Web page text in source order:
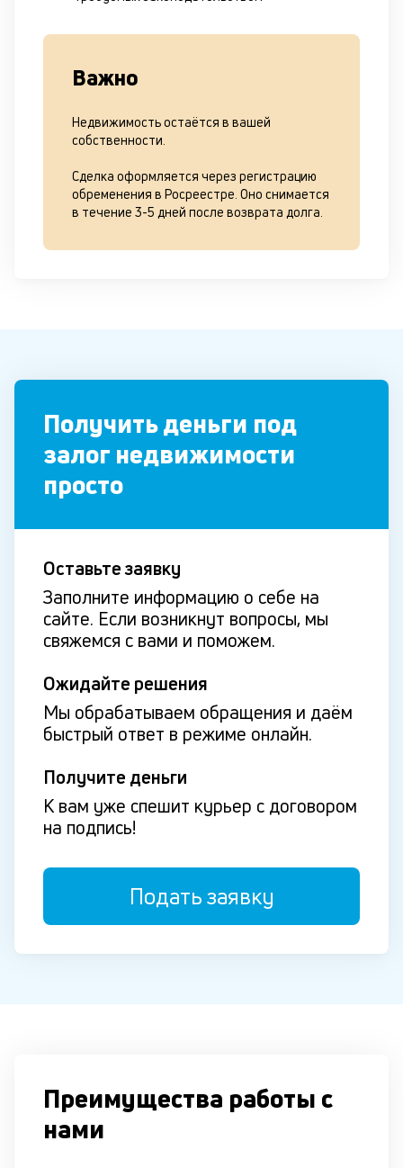
Важно
Недвижимость остаётся в вашей
собственности.
Сделка оформляется через регистрацию
обременения в Росреестре. Оно снимается
в течение 3-5 дней после возврата долга.
Получить деньги под
залог недвижимости
просто
Оставьте заявку
Заполните информацию о себе на
сайте. Если возникнут вопросы, мы
свяжемся с вами и поможем.
Ожидайте решения
Мы обрабатываем обращения и даём
быстрый ответ в режиме онлайн.
Получите деньги
К вам уже спешит курьер с договором
на подпись!
Подать заявку
Преимущества работы с
нами